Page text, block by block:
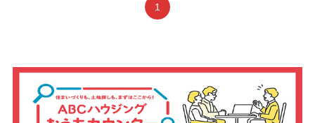
1